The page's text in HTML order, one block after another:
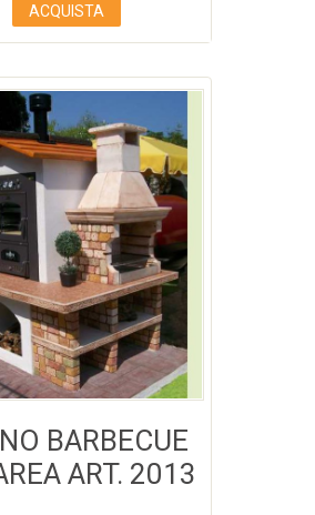
ACQUISTA
BARBECUE
ART. 2013